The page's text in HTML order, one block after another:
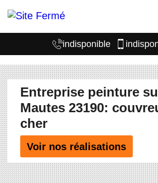
indisponible
Entreprise peinture
Mautes 23190:
cher
Voir nos réalisations